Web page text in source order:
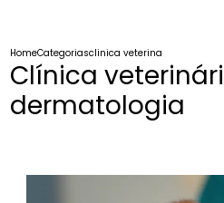
HomeCategoriasclinica veterinaria
Clínica
dermatologia